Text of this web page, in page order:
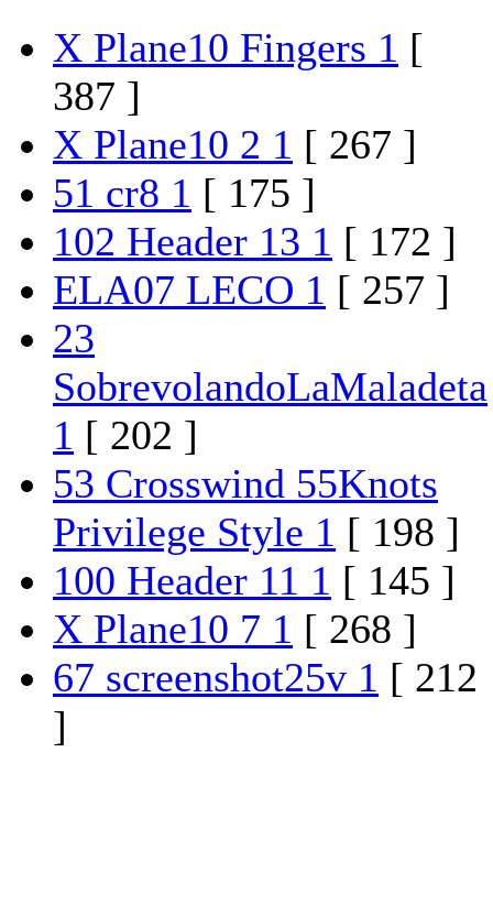
X Plane10 Fingers 1 [
387 ]
X Plane10 2 1 [ 267 ]
51 cr8 1 [ 175 ]
102 Header 13 1 [ 172 ]
ELA07 LECO 1 [ 257 ]
23
SobrevolandoLaMaladeta
1 [ 202 ]
53 Crosswind 55Knots
Privilege Style 1 [ 198 ]
100 Header 11 1 [ 145 ]
X Plane10 7 1 [ 268 ]
67 screenshot25v 1 [ 212
]